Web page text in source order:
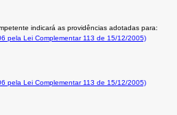
indicará as providências adotadas para:
pela Lei Complementar 113 de 15/12/2005)
pela Lei Complementar 113 de 15/12/2005)